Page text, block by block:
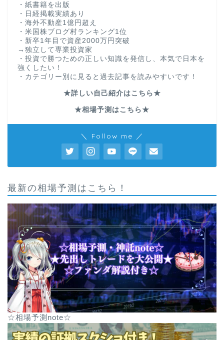
・紙書籍を出版
・日経掲載実績あり
・海外不動産1億円超え
・米国株ブログ村ランキング1位
・新卒1年目で資産2000万円突破
→独立して専業投資家
・投資で勝つための正しい知識を発信し、本気で日本を
強くしたい！
・カテゴリー別に見ると過去記事を読みやすいです！
★詳しい自己紹介はこちら★
★相場予測はこちら★
＼ Follow me ／
最新の相場予測はこちら！
☆相場予測note☆